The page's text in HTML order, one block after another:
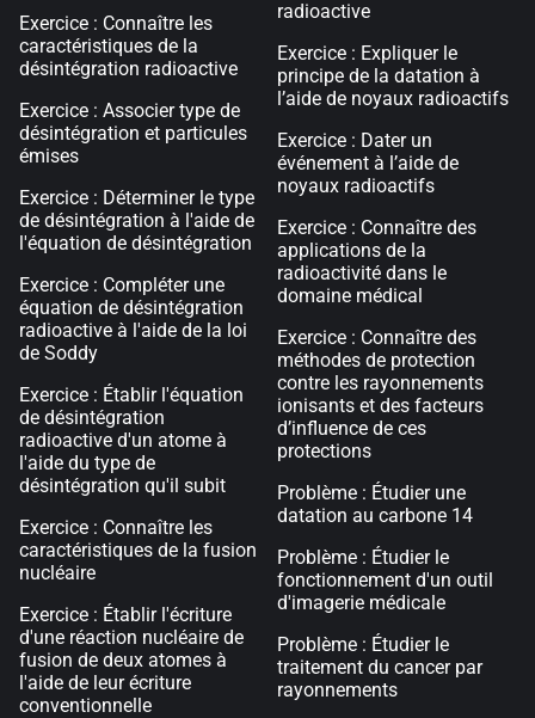
Exercice : Connaître les
caractéristiques de la
désintégration radioactive
Exercice : Associer type de
désintégration et particules
émises
Exercice : Déterminer le type
de désintégration à l'aide de
l'équation de désintégration
Exercice : Compléter une
équation de désintégration
radioactive à l'aide de la loi
de Soddy
Exercice : Établir l'équation
de désintégration
radioactive d'un atome à
l'aide du type de
désintégration qu'il subit
Exercice : Connaître les
caractéristiques de la fusion
nucléaire
Exercice : Établir l'écriture
d'une réaction nucléaire de
fusion de deux atomes à
l'aide de leur écriture
conventionnelle
radioactive
Exercice : Expliquer le
principe de la datation à
l’aide de noyaux radioactifs
Exercice : Dater un
événement à l’aide de
noyaux radioactifs
Exercice : Connaître des
applications de la
radioactivité dans le
domaine médical
Exercice : Connaître des
méthodes de protection
contre les rayonnements
ionisants et des facteurs
d’influence de ces
protections
Problème : Étudier une
datation au carbone 14
Problème : Étudier le
fonctionnement d'un outil
d'imagerie médicale
Problème : Étudier le
traitement du cancer par
rayonnements